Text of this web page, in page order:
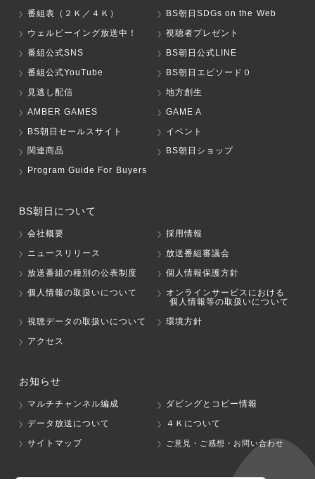
番組表（２Ｋ／４Ｋ）
BS朝日SDGs on the Web
ウェルビーイング放送中！
視聴者プレゼント
番組公式SNS
BS朝日公式LINE
番組公式YouTube
BS朝日エピソード０
見逃し配信
地方創生
AMBER GAMES
GAME A
BS朝日セールスサイト
イベント
関連商品
BS朝日ショップ
Program Guide For Buyers
BS朝日について
会社概要
採用情報
ニュースリリース
放送番組審議会
放送番組の種別の公表制度
個人情報保護方針
個人情報の取扱いについて
オンラインサービスにおける
個人情報等の取扱いについて
視聴データの取扱いについて
環境方針
アクセス
お知らせ
マルチチャンネル編成
ダビングとコピー情報
データ放送について
４Ｋについて
サイトマップ
ご意見・ご感想・お問い合わせ